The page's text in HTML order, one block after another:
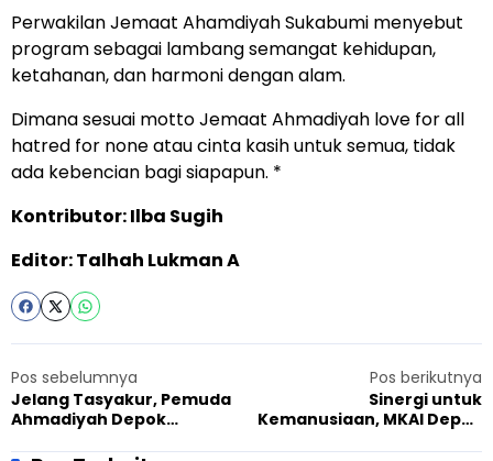
Perwakilan Jemaat Ahamdiyah Sukabumi menyebut
program sebagai lambang semangat kehidupan,
ketahanan, dan harmoni dengan alam.
Dimana sesuai motto Jemaat Ahmadiyah love for all
hatred for none atau cinta kasih untuk semua, tidak
ada kebencian bagi siapapun. *
Kontributor: Ilba Sugih
Editor: Talhah Lukman A
Pos sebelumnya
Jelang Tasyakur, Pemuda
Ahmadiyah Depok
Pos berikutnya
Sinergi untuk
Kemanusiaan, MKAI Depok